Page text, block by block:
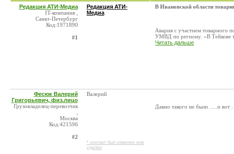
Редакция АТИ-Медиа
IT-компания ,
Санкт-Петербург
Код:1971890
#1
Редакция АТИ-
Медиа
В Ивановской области
Авария с участием товарного
УМВД по региону. «В Тейкове
Читать дальше
Фесюк Валерий
Григорьевич, физ.лицо
Грузовладелец-перевозчик
Москва
Код:421596
#2
Валерий
* контакт был изменен или
удален
Давно такого не было .....и вот .